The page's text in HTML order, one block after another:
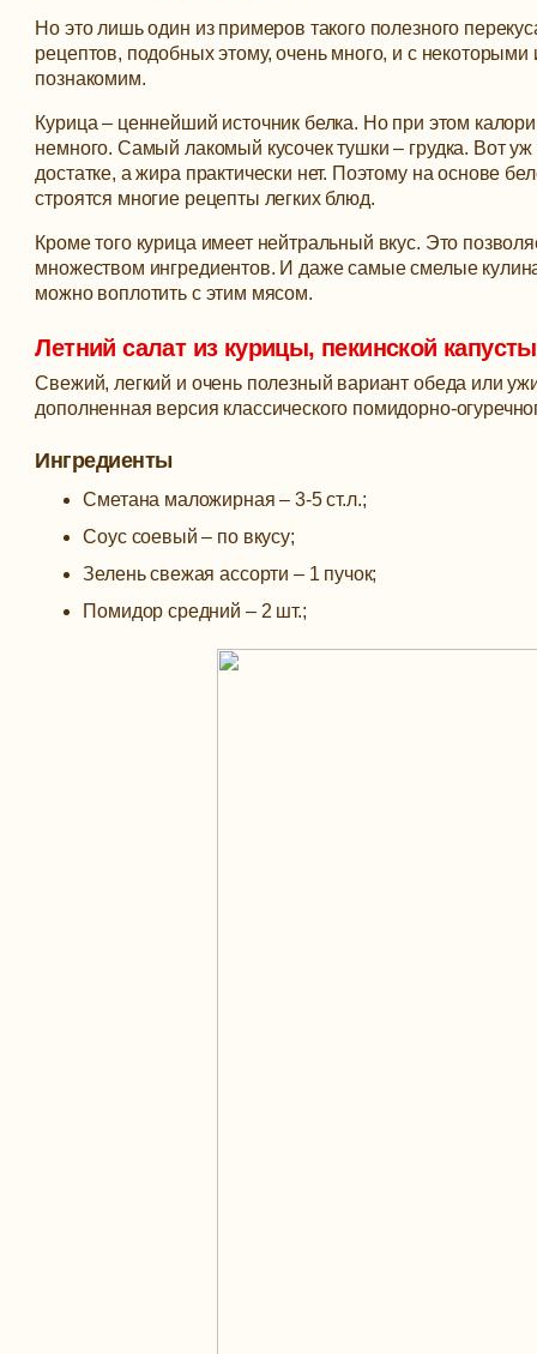
Но это лишь один из примеров такого полезного
рецептов, подобных этому, очень много, и с некоторыми
познакомим.
Курица – ценнейший источник белка. Но при этом
немного. Самый лакомый кусочек тушки – грудка. Вот уж
достатке, а жира практически нет. Поэтому на основе
строятся многие рецепты легких блюд.
Кроме того курица имеет нейтральный вкус. Это
множеством ингредиентов. И даже самые смелые
можно воплотить с этим мясом.
Летний салат из курицы, пекинской
Свежий, легкий и очень полезный вариант обеда или
дополненная версия классического помидорно-
Ингредиенты
Сметана маложирная – 3-5 ст.л.;
Соус соевый – по вкусу;
Зелень свежая ассорти – 1 пучок;
Помидор средний – 2 шт.;